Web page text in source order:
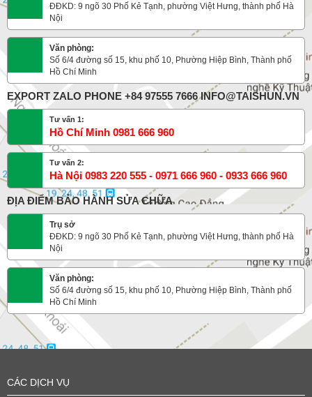
ĐĐKD: 9 ngõ 30 Phố Kẻ Tạnh, phường Việt Hưng, thành phố Hà
Nội
Văn phòng:
Số 6/4 đường số 15, khu phố 10, Phường Hiệp Bình, Thành phố
Hồ Chí Minh
EXPORT ZALO PHONE +84 97555 7666 INFO@TAISHUN.VN
Tư vấn 1:
Hồ Chí Minh 0981 666 960
Tư vấn 2:
Hà Nội 0983 220 555 - 0971 666 960 - 0933 666 960
ĐỊA ĐIỂM BẢO HÀNH SỬA CHỮA
Trụ sở
ĐĐKD: 9 ngõ 30 Phố Kẻ Tạnh, phường Việt Hưng, thành phố Hà
Nội
Văn phòng:
Số 6/4 đường số 15, khu phố 10, Phường Hiệp Bình, Thành phố
Hồ Chí Minh
CÁC DỊCH VỤ